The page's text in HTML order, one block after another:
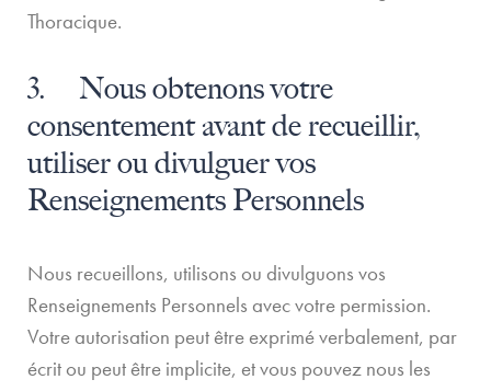
Thoracique.
3. Nous obtenons votre
consentement avant de recueillir,
utiliser ou divulguer vos
Renseignements Personnels
Nous recueillons, utilisons ou divulguons vos
Renseignements Personnels avec votre permission.
Votre autorisation peut être exprimé verbalement, par
écrit ou peut être implicite, et vous pouvez nous les